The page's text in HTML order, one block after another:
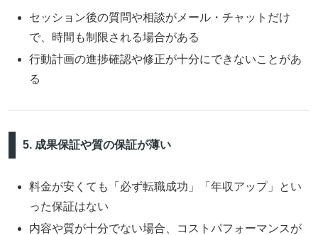
セッション後の質問や相談がメール・チャットだけ
で、時間も制限される場合がある
行動計画の進捗確認や修正が十分にできないことがあ
る
5. 成果保証や質の保証が薄い
料金が安くても「必ず転職成功」「年収アップ」とい
った保証はない
内容や質が十分でない場合、コストパフォーマンスが